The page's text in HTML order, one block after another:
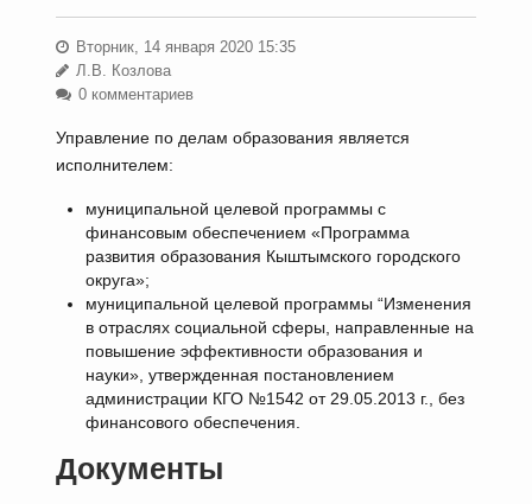
Вторник, 14 января 2020 15:35
Л.В. Козлова
0 комментариев
Управление по делам образования является
исполнителем:
муниципальной целевой программы с
финансовым обеспечением «Программа
развития образования Кыштымского городского
округа»;
муниципальной целевой программы “Изменения
в отраслях социальной сферы, направленные на
повышение эффективности образования и
науки», утвержденная постановлением
администрации КГО №1542 от 29.05.2013 г., без
финансового обеспечения.
Документы